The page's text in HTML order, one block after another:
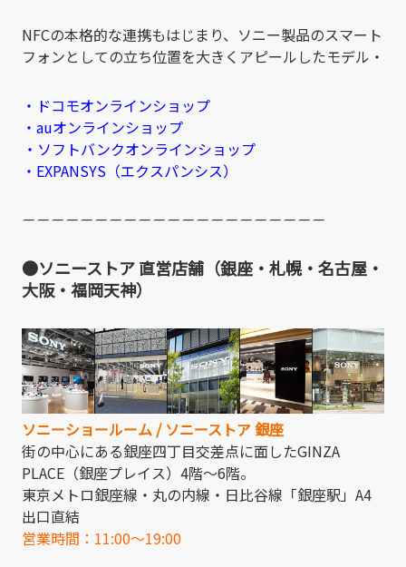
NFCの本格的な連携もはじまり、ソニー製品のスマート
フォンとしての立ち位置を大きくアピールしたモデル・
・ドコモオンラインショップ
・auオンラインショップ
・ソフトバンクオンラインショップ
・EXPANSYS（エクスパンシス）
－－－－－－－－－－－－－－－－－－－－－
●ソニーストア 直営店舗（銀座・札幌・名古屋・
大阪・福岡天神）
ソニーショールーム / ソニーストア 銀座
街の中心にある銀座四丁目交差点に面したGINZA
PLACE（銀座プレイス）4階～6階。
東京メトロ銀座線・丸の内線・日比谷線「銀座駅」A4
出口直結
営業時間：11:00～19:00